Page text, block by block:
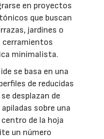
en proyectos
que buscan
jardines o
cerramientos
minimalista.
se basa en una
de reducidas
desplazan de
sobre una
de la hoja
un número